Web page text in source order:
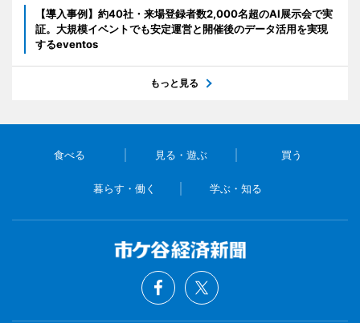
【導入事例】約40社・来場登録者数2,000名超のAI展示会で実
証。大規模イベントでも安定運営と開催後のデータ活用を実現
するeventos
もっと見る
食べる 見る・遊ぶ 買う
暮らす・働く 学ぶ・知る